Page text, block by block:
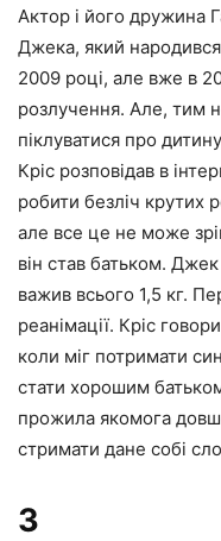
Актор і його дружина
Джека, який
2009 році, але вже в
розлучення. Але, тим
піклуватися про
Кріс розповідав в
робити безліч крутих
але все це не може
він став батьком.
важив всього 1,5 кг.
реанімації. Кріс
коли міг потримати
стати хорошим
прожила якомога
стримати дане собі
3